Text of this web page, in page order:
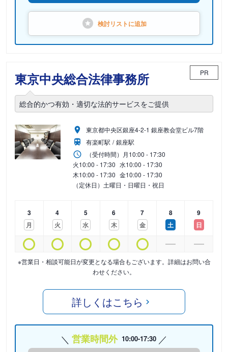
検討リストに追加
東京中央総合法律事務所 PR
総合的かつ有効・適切な法的サービスをご提供
東京都中央区銀座4-2-1 銀座教会堂ビル7階
有楽町駅
銀座駅
（受付時間） 月10:00 - 17:30
火10:00 - 17:30 水10:00 - 17:30
木10:00 - 17:30 金10:00 - 17:30
（定休日）土曜日・日曜日・祝日
3
月
4
火
5
水
6
木
7
金
8
土
9
日
※営業日・相談可能日が変更となる場合もございます。詳細はお問い合
わせください。
詳しくはこちら
営業時間外 10:00-17:30